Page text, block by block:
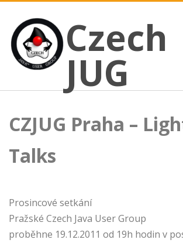
content
Czech JUG
CZECH JAVA USER GROUP
Czech
JUG
CZJUG Praha –
Talks
Prosincové setkání
Pražské Czech Java User Group
proběhne 19.12.2011 od 19h hodin v